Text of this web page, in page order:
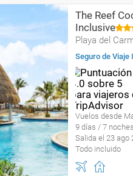
The Reef
Inclusive
Playa del
Seguro de Viaje
Vuelos desde
9 días / 7 noches
Salida el 23 ago
Todo incluido